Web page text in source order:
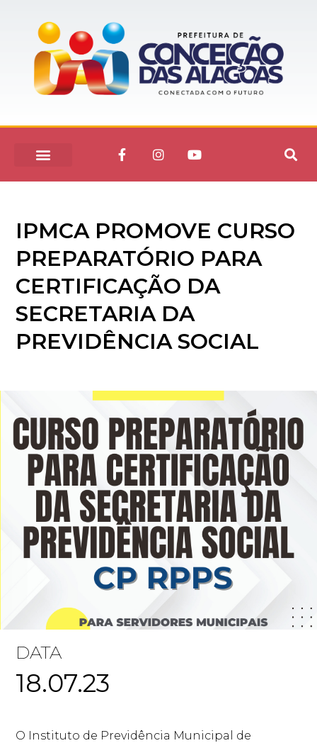
IPMCA PROMOVE CURSO
PREPARATÓRIO PARA
CERTIFICAÇÃO DA
SECRETARIA DA
PREVIDÊNCIA SOCIAL
DATA
18.07.23
O Instituto de Previdência Municipal de